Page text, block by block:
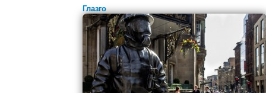
Глазго